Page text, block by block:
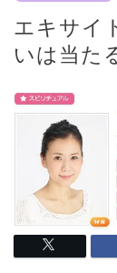
エキサイ
いは当た